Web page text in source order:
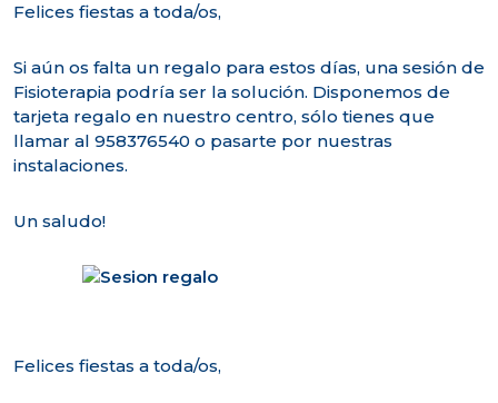
Felices fiestas a toda/os,
Si aún os falta un regalo para estos días, una sesión de
Fisioterapia podría ser la solución. Disponemos de
tarjeta regalo en nuestro centro, sólo tienes que
llamar al 958376540 o pasarte por nuestras
instalaciones.
Un saludo!
Felices fiestas a toda/os,